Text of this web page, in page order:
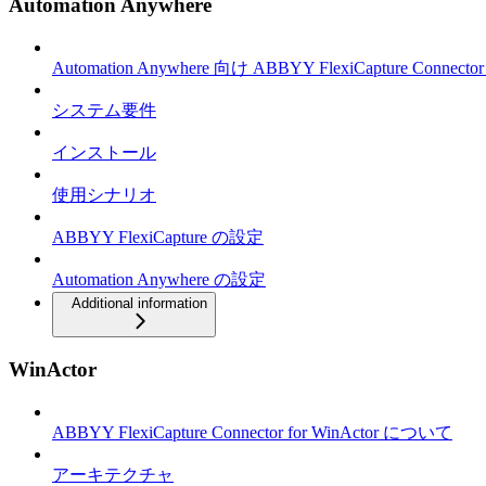
Automation Anywhere
Automation Anywhere 向け ABBYY FlexiCapture
システム要件
インストール
使用シナリオ
ABBYY FlexiCapture の設定
Automation Anywhere の設定
Additional information
WinActor
ABBYY FlexiCapture Connector for WinActor について
アーキテクチャ